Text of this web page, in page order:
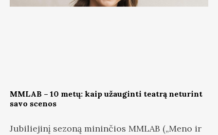
MMLAB – 10 metų: kaip užauginti teatrą neturint
savo scenos
Jubiliejinį sezoną mininčios MMLAB („Meno ir